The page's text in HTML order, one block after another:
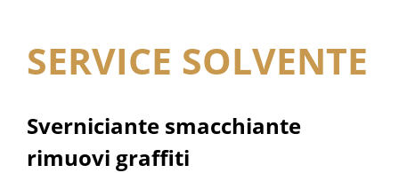
SERVICE SOLVENTE
Sverniciante smacchiante
rimuovi graffiti